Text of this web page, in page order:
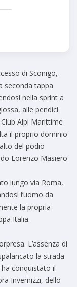
di Sconigo,
seconda tappa
nella sprint a
alle pendici
Alpi Marittime
il proprio dominio
del podio
Lorenzo Masiero
lungo via Roma,
l’uomo da
la propria
Italia.
L’assenza di
la strada
ha conquistato il
Invernizzi, dello